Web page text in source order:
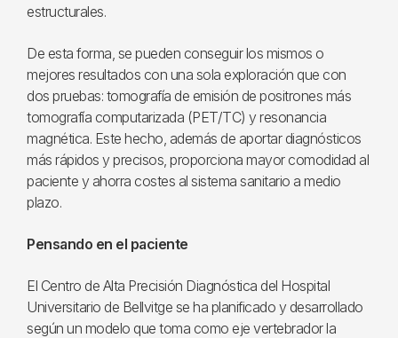
estructurales.
De esta forma, se pueden conseguir los mismos o
mejores resultados con una sola exploración que con
dos pruebas: tomografía de emisión de positrones más
tomografía computarizada (PET/TC) y resonancia
magnética. Este hecho, además de aportar diagnósticos
más rápidos y precisos, proporciona mayor comodidad al
paciente y ahorra costes al sistema sanitario a medio
plazo.
Pensando en el paciente
El Centro de Alta Precisión Diagnóstica del Hospital
Universitario de Bellvitge se ha planificado y desarrollado
según un modelo que toma como eje vertebrador la